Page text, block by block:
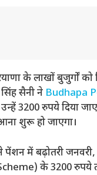
के लाखों बुजुर्गों
सैनी ने Budhapa
3200 रुपये दिया
शुरू हो जाएगा।
ने पेंशन में बढ़ोतरी
के 3200 रुपये